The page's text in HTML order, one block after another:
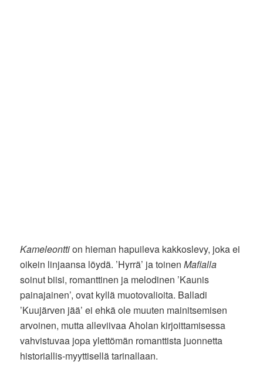
Kameleonttion hieman hapuileva kakkoslevy, joka ei
oikein linjaansa löydä. ’Hyrrä’ ja toinenMafialla
soinut biisi, romanttinen ja melodinen ’Kaunis
painajainen’, ovat kyllä muotovalioita. Balladi
’Kuujärven jää’ ei ehkä ole muuten mainitsemisen
arvoinen, mutta alleviivaa Aholan kirjoittamisessa
vahvistuvaa jopa ylettömän romanttista juonnetta
historiallis-myyttisellä tarinallaan.